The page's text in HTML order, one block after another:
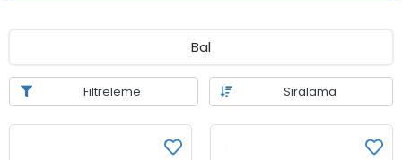
Bal
Filtreleme Sıralama